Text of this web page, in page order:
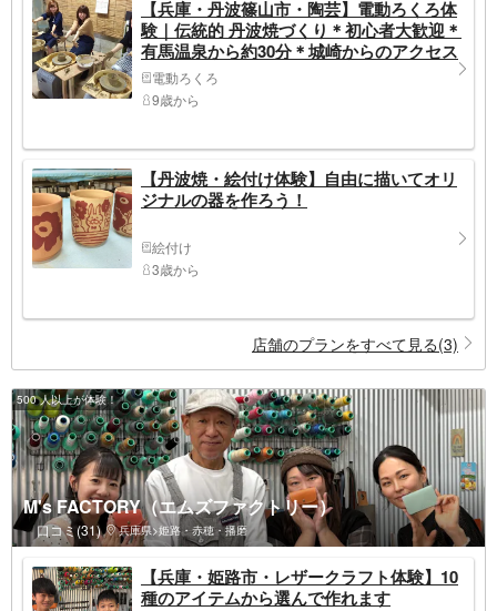
【兵庫・丹波篠山市・陶芸】電動ろくろ体
験｜伝統的 丹波焼づくり＊初心者大歓迎＊
有馬温泉から約30分＊城崎からのアクセス
◎＼ファミリー･女性同士･カップルにおす
すめ／空調換気システム完備の個室あり
電動ろくろ
9歳から
【丹波焼・絵付け体験】自由に描いてオリ
ジナルの器を作ろう！
絵付け
3歳から
店舗のプランをすべて見る(3)
500 人以上が体験！
M's FACTORY（エムズファクトリー）
口コミ(31) 兵庫県>姫路・赤穂・播磨
【兵庫・姫路市・レザークラフト体験】10
種のアイテムから選んで作れます